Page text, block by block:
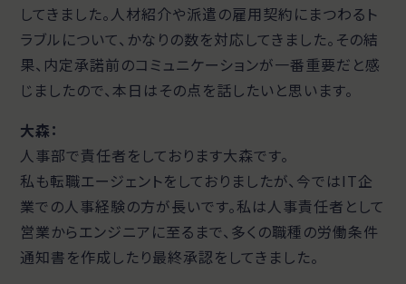
してきました。人材紹介や派遣の雇用契約にまつわるト
ラブルについて、かなりの数を対応してきました。その結
果、内定承諾前のコミュニケーションが一番重要だと感
じましたので、本日はその点を話したいと思います。
大森：
人事部で責任者をしております大森です。
私も転職エージェントをしておりましたが、今ではIT企
業での人事経験の方が長いです。私は人事責任者として
営業からエンジニアに至るまで、多くの職種の労働条件
通知書を作成したり最終承認をしてきました。